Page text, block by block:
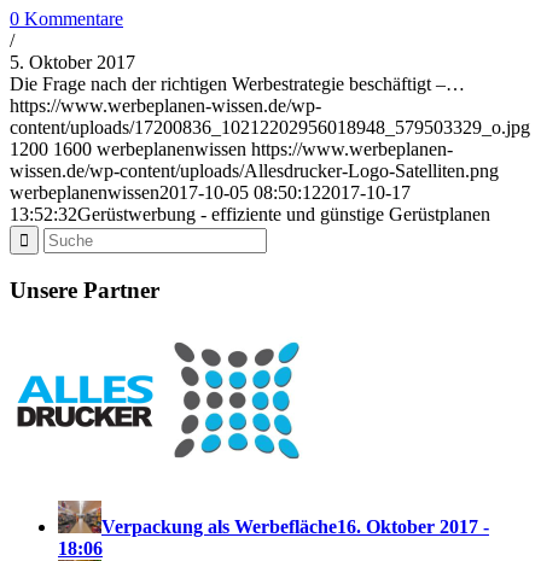
0 Kommentare
/
5. Oktober 2017
Die Frage nach der richtigen Werbestrategie beschäftigt –…
https://www.werbeplanen-wissen.de/wp-
content/uploads/17200836_10212202956018948_579503329_o.jpg
1200 1600 werbeplanenwissen https://www.werbeplanen-
wissen.de/wp-content/uploads/Allesdrucker-Logo-Satelliten.png
werbeplanenwissen2017-10-05 08:50:122017-10-17
13:52:32Gerüstwerbung - effiziente und günstige Gerüstplanen
Unsere Partner
Verpackung als Werbefläche16. Oktober 2017 -
18:06